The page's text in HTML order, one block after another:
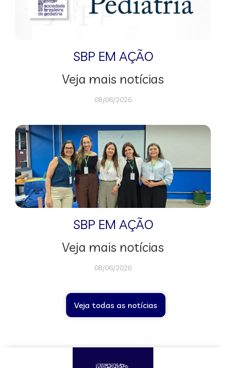
SBP EM AÇÃO
Veja mais notícias
08/06/2026
SBP EM AÇÃO
Veja mais notícias
08/06/2026
Veja todas as notícias